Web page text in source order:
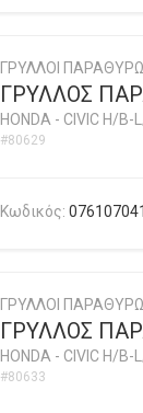
ΓΡΥΛΛΟΙ
ΓΡΥΛΛΟΣ
HONDA - CIVIC H/B-
#80629
Κωδικός: 076107041
ΓΡΥΛΛΟΙ
ΓΡΥΛΛΟΣ
HONDA - CIVIC H/B-
#80633